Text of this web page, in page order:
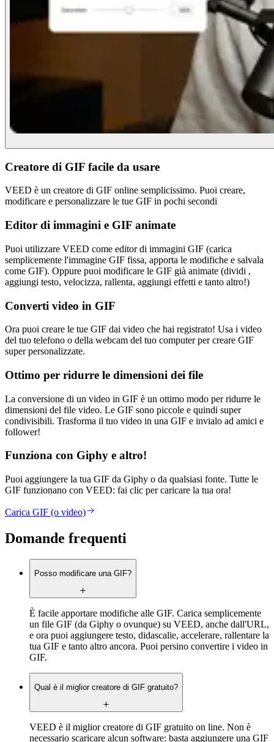
Creatore di GIF facile da usare
VEED è un creatore di GIF online semplicissimo. Puoi creare,
modificare e personalizzare le tue GIF in pochi secondi
Editor di immagini e GIF animate
Puoi utilizzare VEED come editor di immagini GIF (carica
semplicemente l'immagine GIF fissa, apporta le modifiche e salvala
come GIF). Oppure puoi modificare le GIF già animate (dividi ,
aggiungi testo, velocizza, rallenta, aggiungi effetti e tanto altro!)
Converti video in GIF
Ora puoi creare le tue GIF dai video che hai registrato! Usa i video
del tuo telefono o della webcam del tuo computer per creare GIF
super personalizzate.
Ottimo per ridurre le dimensioni dei file
La conversione di un video in GIF è un ottimo modo per ridurre le
dimensioni del file video. Le GIF sono piccole e quindi super
condivisibili. Trasforma il tuo video in una GIF e invialo ad amici e
follower!
Funziona con Giphy e altro!
Puoi aggiungere la tua GIF da Giphy o da qualsiasi fonte. Tutte le
GIF funzionano con VEED: fai clic per caricare la tua ora!
Carica GIF (o video)
Domande frequenti
Posso modificare una GIF?
È facile apportare modifiche alle GIF. Carica semplicemente
un file GIF (da Giphy o ovunque) su VEED, anche dall'URL,
e ora puoi aggiungere testo, didascalie, accelerare, rallentare la
tua GIF e tanto altro ancora. Puoi persino convertire i video in
GIF.
Qual è il miglior creatore di GIF gratuito?
VEED è il miglior creatore di GIF gratuito on line. Non è
necessario scaricare alcun software: basta aggiungere una GIF